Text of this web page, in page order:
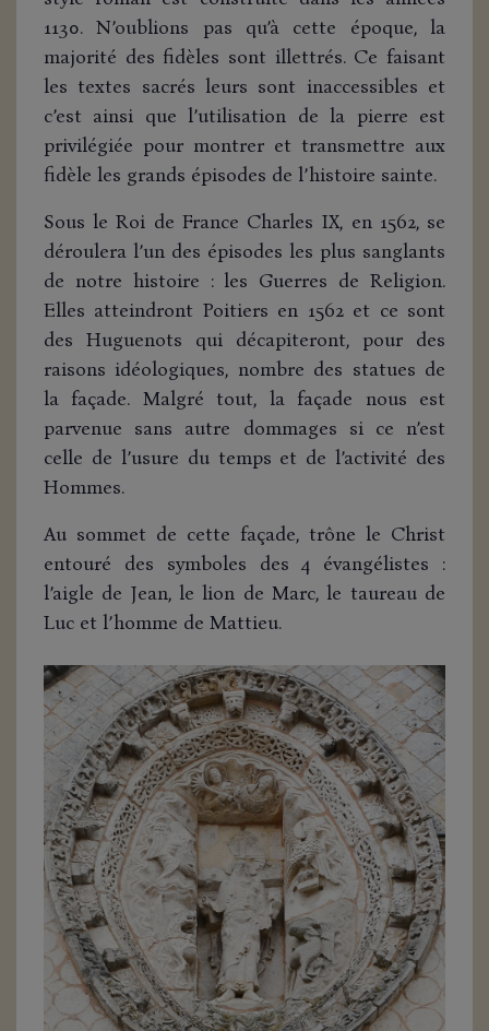
1130. N’oublions pas qu’à cette époque, la
majorité des fidèles sont illettrés. Ce faisant
les textes sacrés leurs sont inaccessibles et
c’est ainsi que l’utilisation de la pierre est
privilégiée pour montrer et transmettre aux
fidèle les grands épisodes de l’histoire sainte.
Sous le Roi de France Charles IX, en 1562, se
déroulera l’un des épisodes les plus sanglants
de notre histoire : les Guerres de Religion.
Elles atteindront Poitiers en 1562 et ce sont
des Huguenots qui décapiteront, pour des
raisons idéologiques, nombre des statues de
la façade. Malgré tout, la façade nous est
parvenue sans autre dommages si ce n’est
celle de l’usure du temps et de l’activité des
Hommes.
Au sommet de cette façade, trône le Christ
entouré des symboles des 4 évangélistes :
l’aigle de Jean, le lion de Marc, le taureau de
Luc et l’homme de Mattieu.